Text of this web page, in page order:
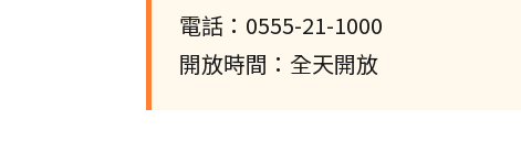
電話：0555-21-1000
開放時間：全天開放